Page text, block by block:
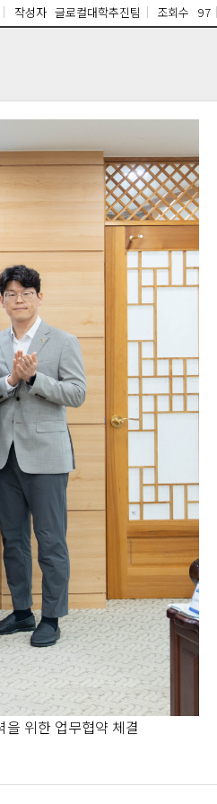
작성자 글로컬대학추진팀 조회수 97
위한 업무협약 체결